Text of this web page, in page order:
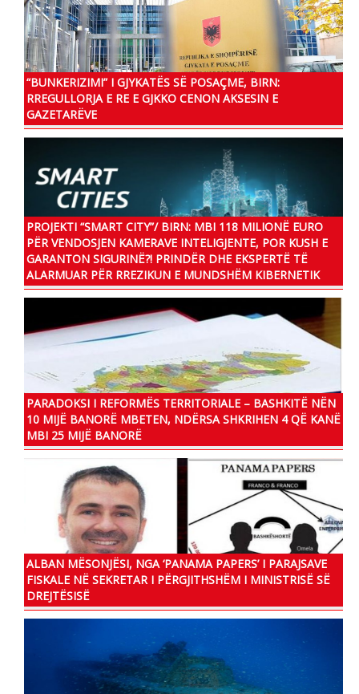
“BUNKERIZIMI” I GJYKATËS SË POSAÇME, BIRN:
RREGULLORJA E RE E GJKKO CENON AKSESIN E
GAZETARËVE
PROJEKTI “SMART CITY”/ BIRN: MBI 118 MILIONË EURO
PËR VENDOSJEN KAMERAVE INTELIGJENTE, POR KUSH E
GARANTON SIGURINË?! PRINDËR DHE EKSPERTË TË
ALARMUAR PËR RREZIKUN E MUNDSHËM KIBERNETIK
PARADOKSI I REFORMËS TERRITORIALE – BASHKITË NËN
10 MIJË BANORË MBETEN, NDËRSA SHKRIHEN 4 QË KANË
MBI 25 MIJË BANORË
ALBAN MËSONJËSI, NGA ‘PANAMA PAPERS’ I PARAJSAVE
FISKALE NË SEKRETAR I PËRGJITHSHËM I MINISTRISË SË
DREJTËSISË